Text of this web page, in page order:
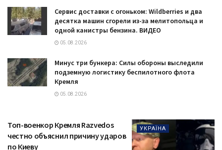
Сервис доставки с огоньком: Wildberries и два
десятка машин сгорели из-за мелитопольца и
одной канистры бензина. ВИДЕО
05.08.2026
Минус три бункера: Силы обороны выследили
подземную логистику беспилотного флота
Кремля
05.08.2026
УКРАЇНА
Топ-военкор Кремля Razvedos
честно объяснил причину ударов
по Киеву